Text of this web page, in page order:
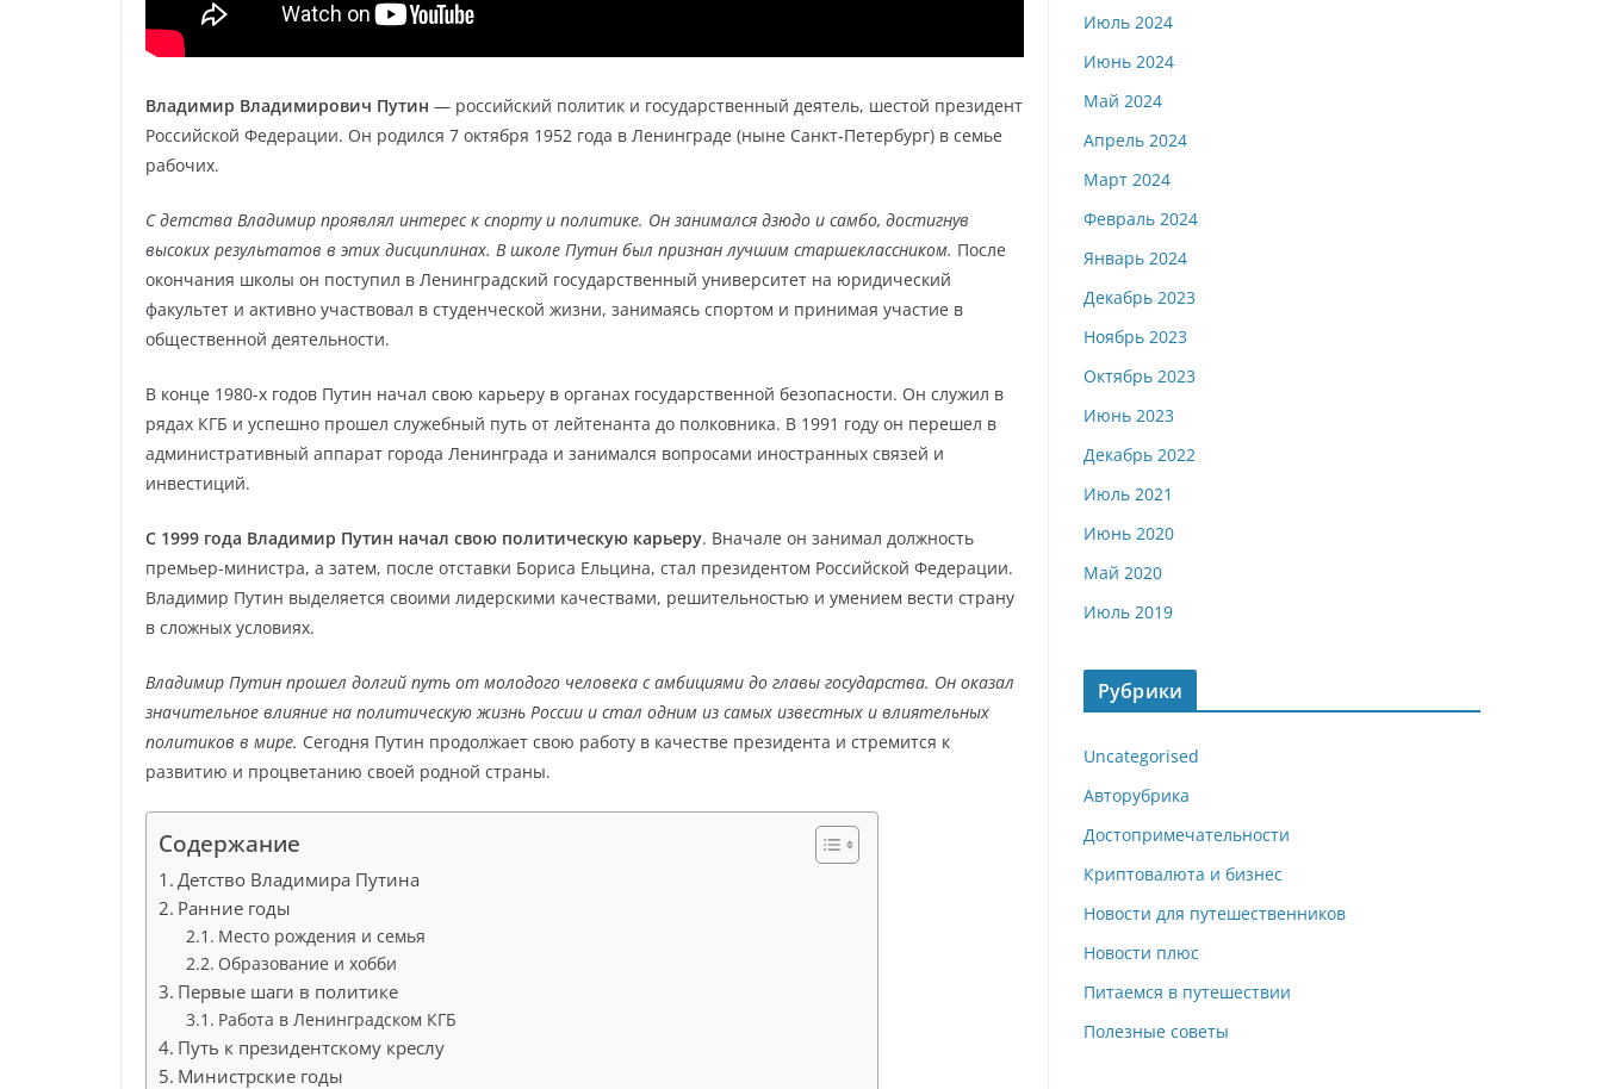
Владимир Владимирович Путин — российский политик и государственный деятель, шестой президент
Российской Федерации. Он родился 7 октября 1952 года в Ленинграде (ныне Санкт-Петербург) в семье
рабочих.
С детства Владимир проявлял интерес к спорту и политике. Он занимался дзюдо и самбо, достигнув
высоких результатов в этих дисциплинах. В школе Путин был признан лучшим старшеклассником. После
окончания школы он поступил в Ленинградский государственный университет на юридический
факультет и активно участвовал в студенческой жизни, занимаясь спортом и принимая участие в
общественной деятельности.
В конце 1980-х годов Путин начал свою карьеру в органах государственной безопасности. Он служил в
рядах КГБ и успешно прошел служебный путь от лейтенанта до полковника. В 1991 году он перешел в
административный аппарат города Ленинграда и занимался вопросами иностранных связей и
инвестиций.
С 1999 года Владимир Путин начал свою политическую карьеру. Вначале он занимал должность
премьер-министра, а затем, после отставки Бориса Ельцина, стал президентом Российской Федерации.
Владимир Путин выделяется своими лидерскими качествами, решительностью и умением вести страну
в сложных условиях.
Владимир Путин прошел долгий путь от молодого человека с амбициями до главы государства. Он оказал
значительное влияние на политическую жизнь России и стал одним из самых известных и влиятельных
политиков в мире. Сегодня Путин продолжает свою работу в качестве президента и стремится к
развитию и процветанию своей родной страны.
Содержание
Детство Владимира Путина
Ранние годы
Место рождения и семья
Образование и хобби
Первые шаги в политике
Работа в Ленинградском КГБ
Путь к президентскому креслу
Министрские годы
Июль 2024
Июнь 2024
Май 2024
Апрель 2024
Март 2024
Февраль 2024
Январь 2024
Декабрь 2023
Ноябрь 2023
Октябрь 2023
Июнь 2023
Декабрь 2022
Июль 2021
Июнь 2020
Май 2020
Июль 2019
Рубрики
Uncategorised
Авторубрика
Достопримечательности
Криптовалюта и бизнес
Новости для путешественников
Новости плюс
Питаемся в путешествии
Полезные советы